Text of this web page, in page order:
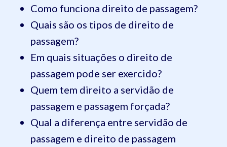
Como funciona direito de passagem?
Quais são os tipos de direito de
passagem?
Em quais situações o direito de
passagem pode ser exercido?
Quem tem direito a servidão de
passagem e passagem forçada?
Qual a diferença entre servidão de
passagem e direito de passagem